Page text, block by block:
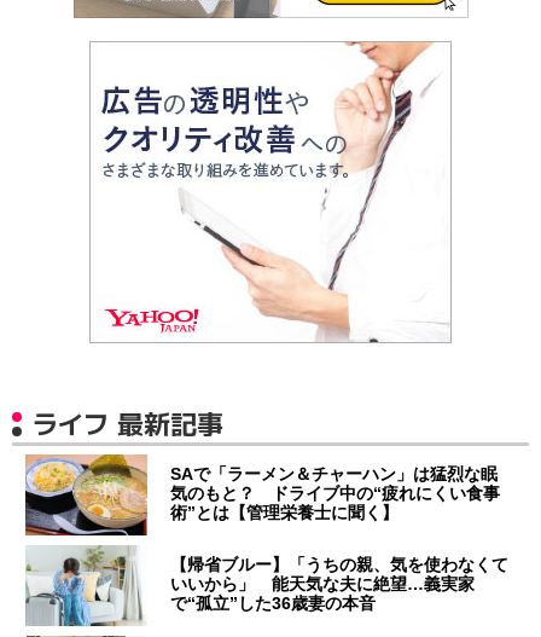
ライフ 最新記事
SAで「ラーメン＆チャーハン」は猛烈な眠
気のもと？ ドライブ中の“疲れにくい食事
術”とは【管理栄養士に聞く】
【帰省ブルー】「うちの親、気を使わなくて
いいから」 能天気な夫に絶望…義実家
で“孤立”した36歳妻の本音